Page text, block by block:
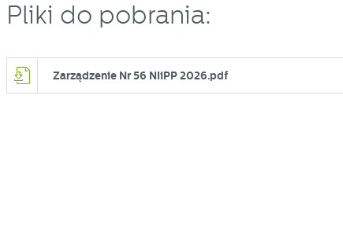
Pliki do pobrania:
Zarządzenie Nr 56 NIiPP 2026.pdf